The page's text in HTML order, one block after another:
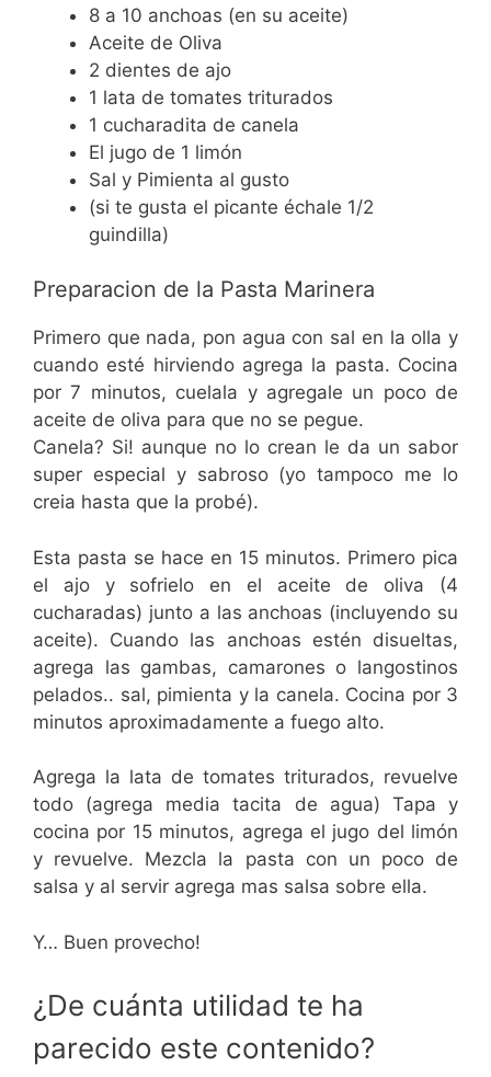
8 a 10 anchoas (en su aceite)
Aceite de Oliva
2 dientes de ajo
1 lata de tomates triturados
1 cucharadita de canela
El jugo de 1 limón
Sal y Pimienta al gusto
(si te gusta el picante échale 1/2
guindilla)
Preparacion de la Pasta Marinera
Primero que nada, pon agua con sal en la olla y
cuando esté hirviendo agrega la pasta. Cocina
por 7 minutos, cuelala y agregale un poco de
aceite de oliva para que no se pegue.
Canela? Si! aunque no lo crean le da un sabor
super especial y sabroso (yo tampoco me lo
creia hasta que la probé).
Esta pasta se hace en 15 minutos. Primero pica
el ajo y sofrielo en el aceite de oliva (4
cucharadas) junto a las anchoas (incluyendo su
aceite). Cuando las anchoas estén disueltas,
agrega las gambas, camarones o langostinos
pelados.. sal, pimienta y la canela. Cocina por 3
minutos aproximadamente a fuego alto.
Agrega la lata de tomates triturados, revuelve
todo (agrega media tacita de agua) Tapa y
cocina por 15 minutos, agrega el jugo del limón
y revuelve. Mezcla la pasta con un poco de
salsa y al servir agrega mas salsa sobre ella.
Y… Buen provecho!
¿De cuánta utilidad te ha
parecido este contenido?